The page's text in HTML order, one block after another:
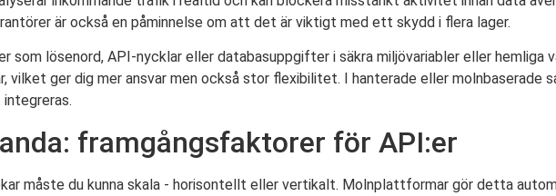
är också en påminnelse om att det är viktigt med ett skydd i flera lager.
som lösenord, API-nycklar eller databasuppgifter i säkra miljövariabler eller hemliga
vilket ger dig mer ansvar men också stor flexibilitet. I hanterade eller molnbaserade
framgångsfaktorer för API:er
måste du kunna skala - horisontellt eller vertikalt. Molnplattformar gör detta